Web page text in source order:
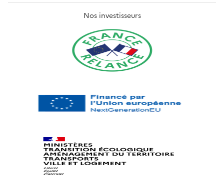
Nos investisseurs